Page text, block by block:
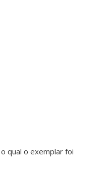
qual o exemplar foi